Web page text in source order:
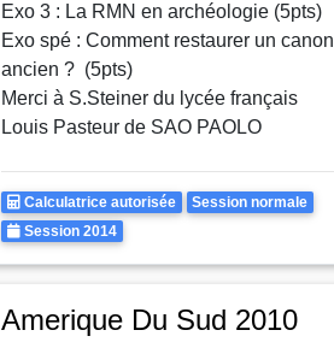
Exo 3 : La RMN en archéologie (5pts)
Exo spé : Comment restaurer un canon
ancien ? (5pts)
Merci à S.Steiner du lycée français
Louis Pasteur de SAO PAOLO
Calculatrice
Autorisee
Calculatrice autorisée Rattrapages
Session normale
Annee
Session 2014
Amerique Du Sud 2010